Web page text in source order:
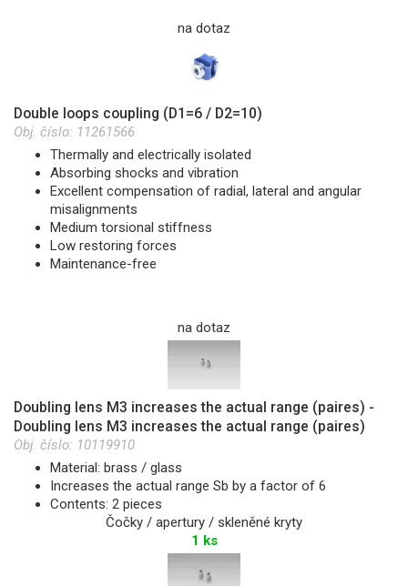
na dotaz
Double loops coupling (D1=6 / D2=10)
Obj. číslo: 11261566
Thermally and electrically isolated
Absorbing shocks and vibration
Excellent compensation of radial, lateral and angular
misalignments
Medium torsional stiffness
Low restoring forces
Maintenance-free
na dotaz
Doubling lens M3 increases the actual range (paires) -
Doubling lens M3 increases the actual range (paires)
Obj. číslo: 10119910
Material: brass / glass
Increases the actual range Sb by a factor of 6
Contents: 2 pieces
Čočky / apertury / skleněné kryty
1 ks